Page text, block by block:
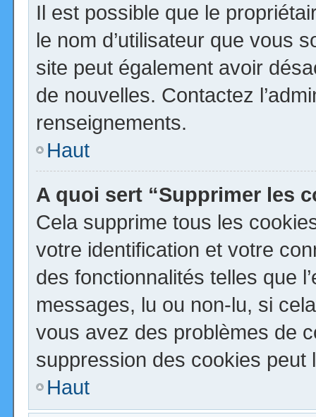
Il est possible que le
le nom d’utilisateur que vous
site peut également avoir
de nouvelles. Contactez
renseignements.
Haut
A quoi sert “Supprimer les
Cela supprime tous les
votre identification et votre
des fonctionnalités telles que
messages, lu ou non-lu, si
vous avez des problèmes de
suppression des cookies peut
Haut